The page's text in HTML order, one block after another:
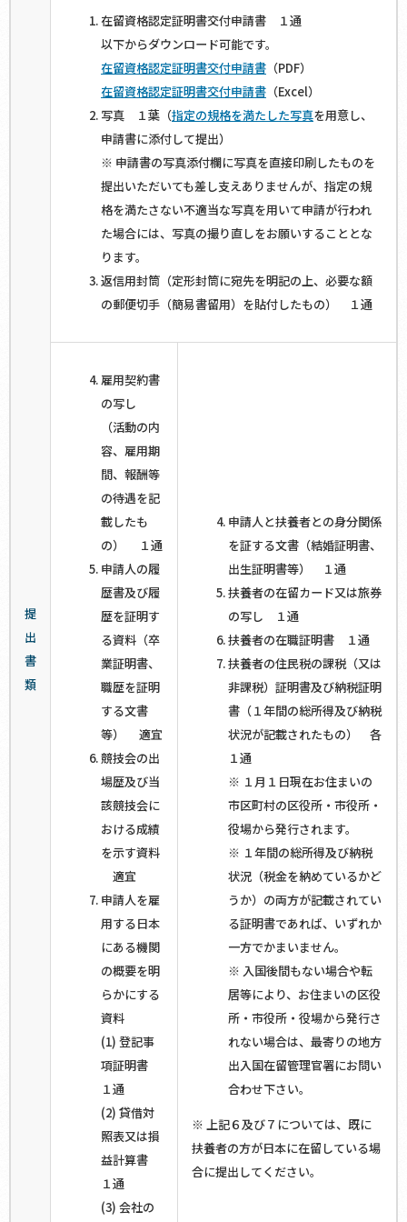
提
出
書
類
在留資格認定証明書交付申請書 １通
以下からダウンロード可能です。
在留資格認定証明書交付申請書 （PDF）
在留資格認定証明書交付申請書 （Excel）
写真 １葉（指定の規格を満たした写真を用意し、
申請書に添付して提出）
※ 申請書の写真添付欄に写真を直接印刷したものを
提出いただいても差し支えありませんが、指定の規
格を満たさない不適当な写真を用いて申請が行われ
た場合には、写真の撮り直しをお願いすることとな
ります。
返信用封筒（定形封筒に宛先を明記の上、必要な額
の郵便切手（簡易書留用）を貼付したもの） １通
雇用契約書
の写し
（活動の内
容、雇用期
間、報酬等
の待遇を記
載したも
の） １通
申請人の履
歴書及び履
歴を証明す
る資料（卒
業証明書、
職歴を証明
する文書
等） 適宜
競技会の出
場歴及び当
該競技会に
おける成績
を示す資料
適宜
申請人を雇
用する日本
にある機関
の概要を明
らかにする
資料
(1) 登記事
項証明書
１通
(2) 貸借対
照表又は損
益計算書
１通
(3) 会社の
申請人と扶養者との身分関係
を証する文書（結婚証明書、
出生証明書等） １通
扶養者の在留カード又は旅券
の写し １通
扶養者の在職証明書 １通
扶養者の住民税の課税（又は
非課税）証明書及び納税証明
書（１年間の総所得及び納税
状況が記載されたもの） 各
１通
※ １月１日現在お住まいの
市区町村の区役所・市役所・
役場から発行されます。
※ １年間の総所得及び納税
状況（税金を納めているかど
うか）の両方が記載されてい
る証明書であれば、いずれか
一方でかまいません。
※ 入国後間もない場合や転
居等により、お住まいの区役
所・市役所・役場から発行さ
れない場合は、最寄りの地方
出入国在留管理官署にお問い
合わせ下さい。
※ 上記６及び７については、既に
扶養者の方が日本に在留している場
合に提出してください。